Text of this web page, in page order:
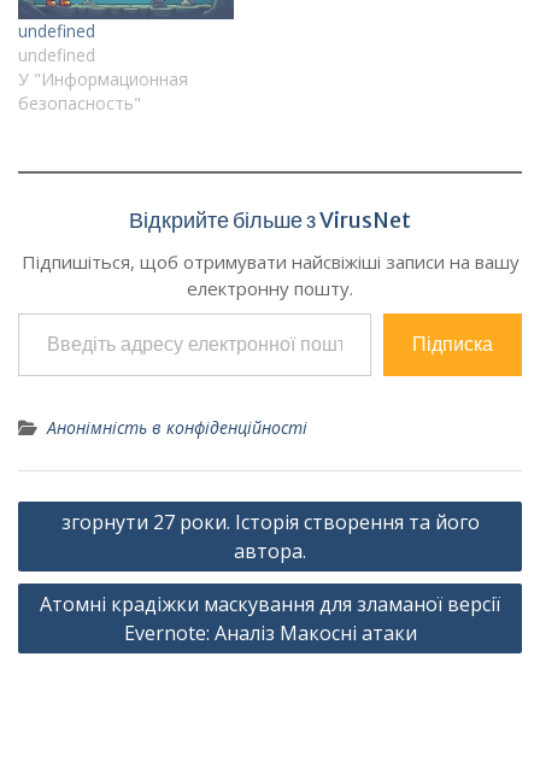
undefined
undefined
У "Информационная
безопасность"
Відкрийте більше з VirusNet
Підпишіться, щоб отримувати найсвіжіші записи на вашу
електронну пошту.
Введіть адресу електронної пошти…
Підписка
Анонімність в конфіденційності
Навігація
записів
згорнути 27 роки. Історія створення та його
автора.
Атомні крадіжки маскування для зламаної версії
Evernote: Аналіз Макосні атаки